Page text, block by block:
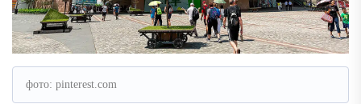
фото: pinterest.com